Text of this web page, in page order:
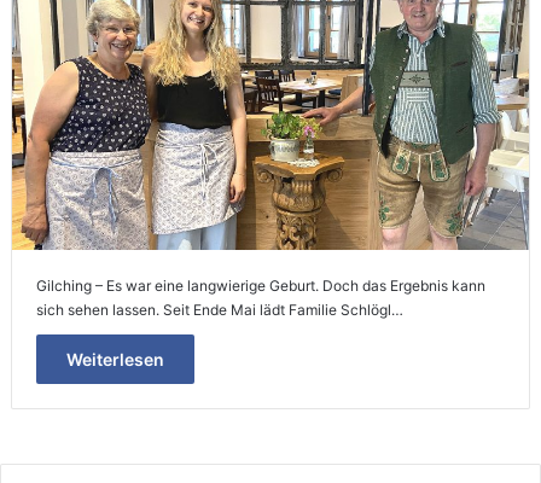
Gilching – Es war eine langwierige Geburt. Doch das Ergebnis kann
sich sehen lassen. Seit Ende Mai lädt Familie Schlögl…
Weiterlesen